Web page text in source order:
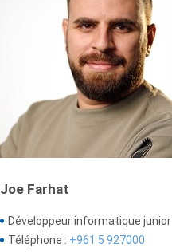
Joe Farhat
Développeur informatique junior
Téléphone : +961 5 927000